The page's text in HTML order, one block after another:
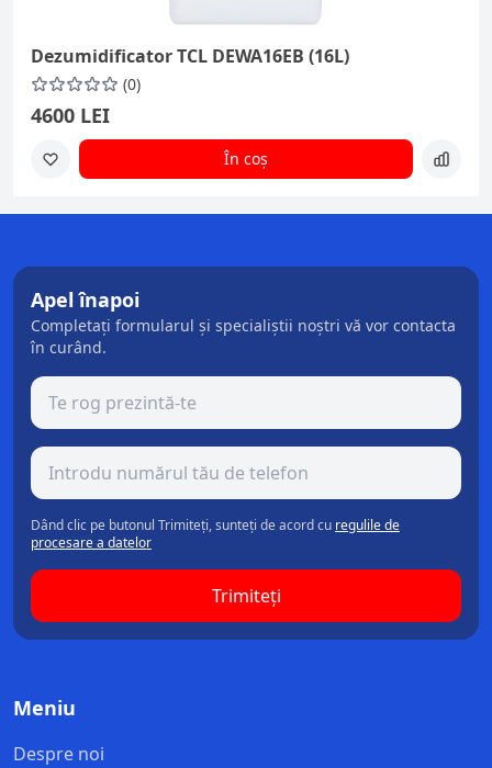
Dezumidificator TCL DEWA16EB (16L)
(0)
4600 LEI
În coș
Apel înapoi
Completați formularul și specialiștii noștri vă vor contacta
în curând.
Dând clic pe butonul Trimiteți, sunteți de acord cu regulile de
procesare a datelor
Trimiteți
Meniu
Despre noi